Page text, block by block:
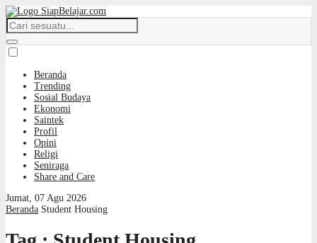
Beranda
Trending
Sosial Budaya
Ekonomi
Saintek
Profil
Opini
Religi
Seniraga
Share and Care
Jumat, 07 Agu 2026
Beranda Student Housing